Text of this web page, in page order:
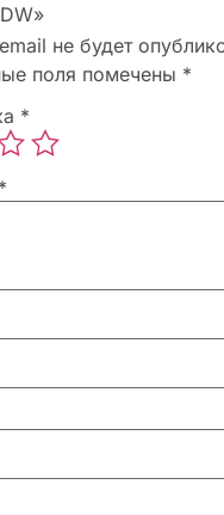
не будет
поля помечены *
*
*